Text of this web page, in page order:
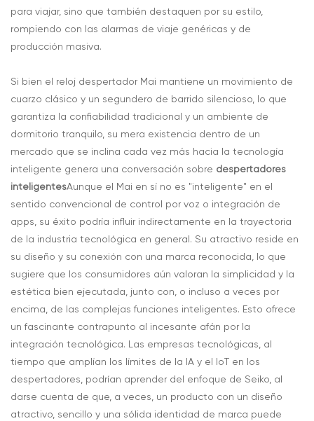
para viajar, sino que también destaquen por su estilo,
rompiendo con las alarmas de viaje genéricas y de
producción masiva.
Si bien el reloj despertador Mai mantiene un movimiento de
cuarzo clásico y un segundero de barrido silencioso, lo que
garantiza la confiabilidad tradicional y un ambiente de
dormitorio tranquilo, su mera existencia dentro de un
mercado que se inclina cada vez más hacia la tecnología
inteligente genera una conversación sobre despertadores
inteligentesAunque el Mai en sí no es "inteligente" en el
sentido convencional de control por voz o integración de
apps, su éxito podría influir indirectamente en la trayectoria
de la industria tecnológica en general. Su atractivo reside en
su diseño y su conexión con una marca reconocida, lo que
sugiere que los consumidores aún valoran la simplicidad y la
estética bien ejecutada, junto con, o incluso a veces por
encima, de las complejas funciones inteligentes. Esto ofrece
un fascinante contrapunto al incesante afán por la
integración tecnológica. Las empresas tecnológicas, al
tiempo que amplían los límites de la IA y el IoT en los
despertadores, podrían aprender del enfoque de Seiko, al
darse cuenta de que, a veces, un producto con un diseño
atractivo, sencillo y una sólida identidad de marca puede